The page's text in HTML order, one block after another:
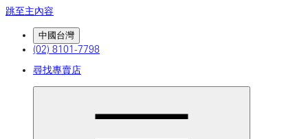
跳至主內容
中國台灣
(02) 8101-7798
尋找專賣店